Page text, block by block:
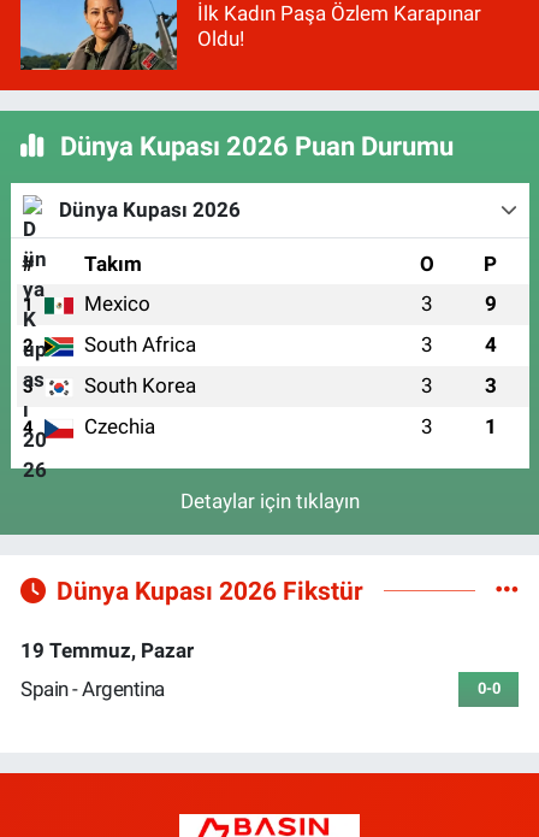
İlk Kadın Paşa Özlem Karapınar
Oldu!
Dünya Kupası 2026 Puan Durumu
Dünya Kupası 2026
# Takım O P
1 Mexico 3 9
2 South Africa 3 4
3 South Korea 3 3
4 Czechia 3 1
Detaylar için tıklayın
Dünya Kupası 2026 Fikstür
19 Temmuz, Pazar
Spain - Argentina
0-0